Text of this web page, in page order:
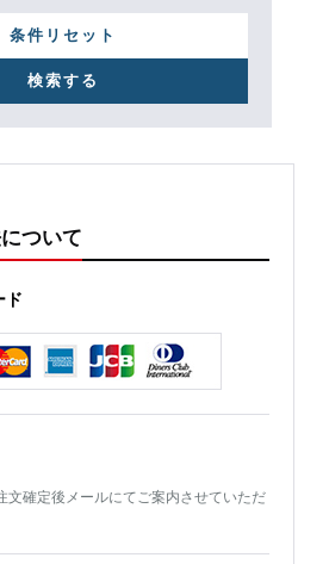
条件リセット
ついて
ド
文確定後メールにてご案内させていただ